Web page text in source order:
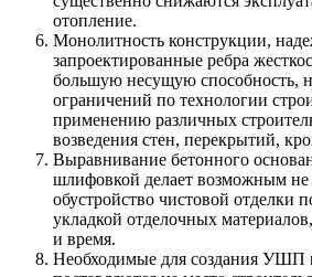
отопление.
Монолитность конструкции,
запроектированные ребра
большую несущую способность,
ограничений по технологии
применению различных
возведения стен, перекрытий,
Выравнивание бетонного
шлифовкой делает возможным не
обустройство чистовой отделки
укладкой отделочных
и время.
Необходимые для создания УШП